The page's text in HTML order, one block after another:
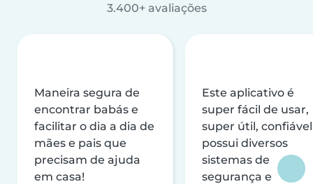
3.400+ avaliações
Maneira segura de
encontrar babás e
facilitar o dia a dia de
mães e pais que
precisam de ajuda
em casa!
Este aplicativo é
super fácil de usar,
super útil,
possui diversos
sistemas de
segurança e